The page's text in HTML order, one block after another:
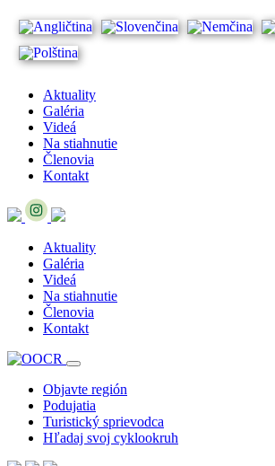
Aktuality
Galéria
Videá
Na stiahnutie
Členovia
Kontakt
Aktuality
Galéria
Videá
Na stiahnutie
Členovia
Kontakt
Objavte región
Podujatia
Turistický sprievodca
Hľadaj svoj cyklookruh